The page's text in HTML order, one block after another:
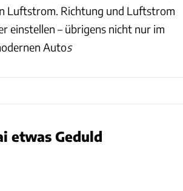
Luftstrom. Richtung und Luftstrom
einstellen – übrigens nicht nur im
Autos
etwas Geduld